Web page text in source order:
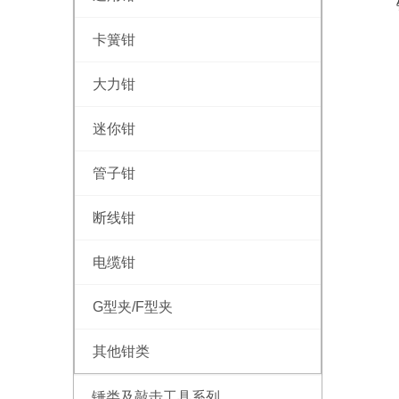
卡簧钳
大力钳
迷你钳
管子钳
断线钳
电缆钳
G型夹/F型夹
其他钳类